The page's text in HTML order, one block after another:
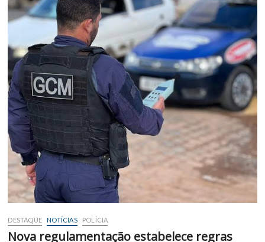
DESTAQUE NOTÍCIAS POLÍCIA
Nova regulamentação estabelece regras